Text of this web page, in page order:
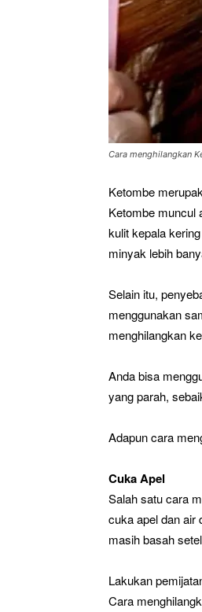
Cara menghilangkan
Ketombe
Ketombe muncul
kulit kepala
minyak lebih
Selain itu,
menggunakan
menghilangkan
Anda bisa
yang parah,
Adapun cara
Cuka Apel
Salah satu cara
cuka apel dan air
masih basah
Lakukan
Cara